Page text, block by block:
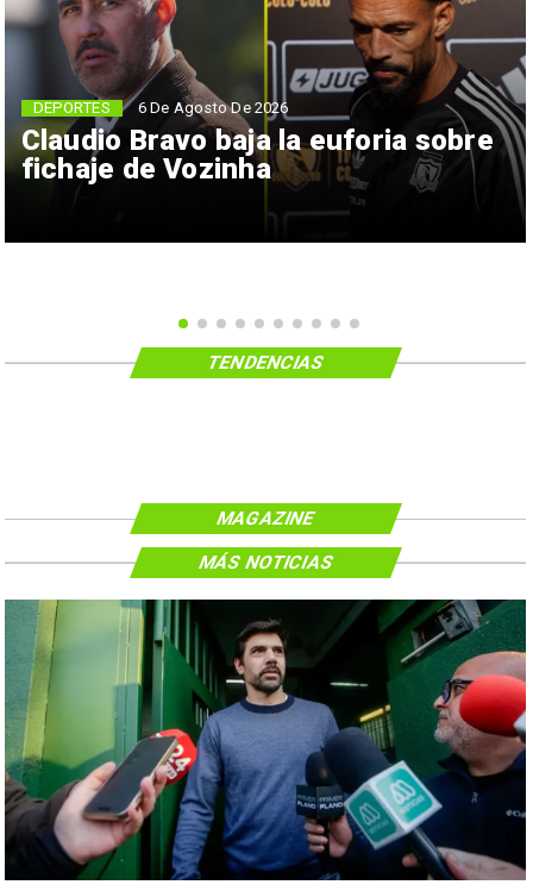
Claudio Bravo baja la euforia sobre
fichaje de Vozinha
DEPORTES 6 De Agosto De 2026
TENDENCIAS
MAGAZINE
MÁS NOTICIAS